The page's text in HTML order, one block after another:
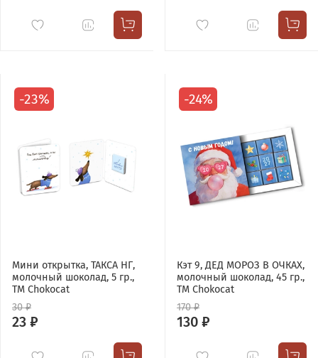
-23%
Мини открытка, ТАКСА НГ,
молочный шоколад, 5 гр.,
TM Chokocat
30 ₽
23 ₽
-24%
Кэт 9, ДЕД МОРОЗ В ОЧКАХ,
молочный шоколад, 45 гр.,
TM Chokocat
170 ₽
130 ₽